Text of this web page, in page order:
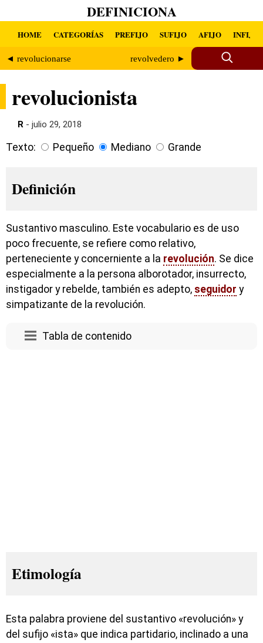
DEFINICIONA
HOME CATEGORÍAS PREFIJO SUFIJO AFIJO INFIJO
◄ revolucionarse revolvedero ►
revolucionista
R - julio 29, 2018
Texto: Pequeño Mediano Grande
Definición
Sustantivo masculino. Este vocabulario es de uso
poco frecuente, se refiere como relativo,
perteneciente y concerniente a la revolución. Se dice
especialmente a la persona alborotador, insurrecto,
instigador y rebelde, también es adepto, seguidor y
simpatizante de la revolución.
Tabla de contenido
Etimología
Esta palabra proviene del sustantivo «revolución» y
del sufijo «ista» que indica partidario, inclinado a una